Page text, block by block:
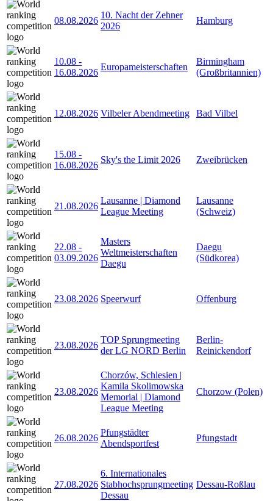
08.08.2026
10. Nacht der Zehner
2026
Hamburg
10.08 -
16.08.2026
Europameisterschaften
Birmingham
(Großbritannien)
12.08.2026 Vilbeler Abendmeeting Bad Vilbel
15.08 -
16.08.2026
Sky's the Limit 2026 Zweibrücken
21.08.2026
Lausanne | Diamond
League Meeting
Lausanne
(Schweiz)
22.08 -
03.09.2026
Masters
Weltmeisterschaften
Daegu
Daegu
(Südkorea)
23.08.2026 Speerwurf Offenburg
23.08.2026
TOP Sprungmeeting
der LG NORD Berlin
Berlin-
Reinickendorf
23.08.2026
Chorzów, Schlesien |
Kamila Skolimowska
Memorial | Diamond
League Meeting
Chorzow (Polen)
26.08.2026
Pfungstädter
Abendsportfest
Pfungstadt
27.08.2026
6. Internationales
Stabhochsprungmeeting
Dessau
Dessau-Roßlau